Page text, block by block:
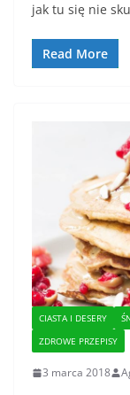
jak tu się nie
Read More
CIASTA I DESERY
ZDROWE PRZEPISY
3 marca 2018